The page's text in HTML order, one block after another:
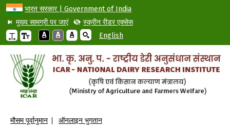
भारत सरकार | Government of India
मुख्य सामग्री पर जाएं
स्क्रीन रीडर एक्सेस
A
A A English
मौसम पूर्वानुमान ऑनलाइन भुगतान